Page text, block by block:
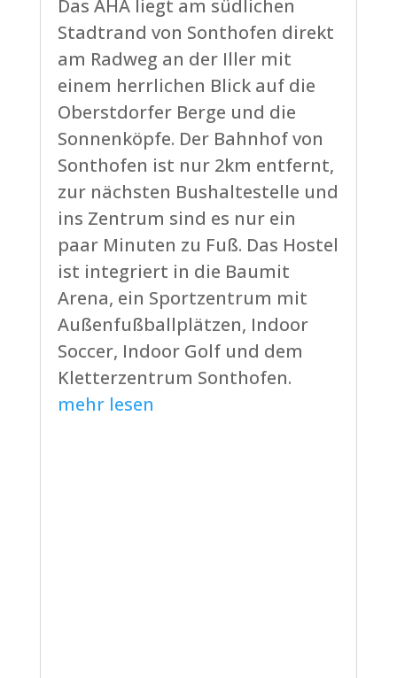
Das AHA liegt am südlichen
Stadtrand von Sonthofen direkt
am Radweg an der Iller mit
einem herrlichen Blick auf die
Oberstdorfer Berge und die
Sonnenköpfe. Der Bahnhof von
Sonthofen ist nur 2km entfernt,
zur nächsten Bushaltestelle und
ins Zentrum sind es nur ein
paar Minuten zu Fuß. Das Hostel
ist integriert in die Baumit
Arena, ein Sportzentrum mit
Außenfußballplätzen, Indoor
Soccer, Indoor Golf und dem
Kletterzentrum Sonthofen.
mehr lesen